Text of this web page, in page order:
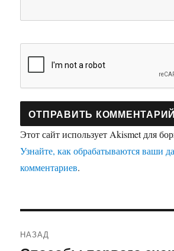
Этот сайт использует Akismet для
Узнайте, как обрабатываются ваши
комментариев.
НАЗАД